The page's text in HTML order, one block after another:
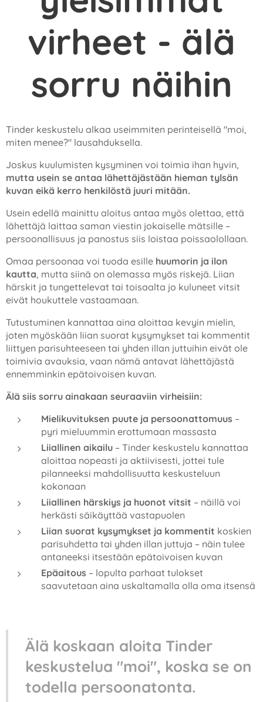
virheet - älä
sorru näihin
Tinder keskustelu alkaa useimmiten perinteisellä "moi,
miten menee?" lausahduksella.
Joskus kuulumisten kysyminen voi toimia ihan hyvin,
mutta usein se antaa lähettäjästään hieman tylsän
kuvan eikä kerro henkilöstä juuri mitään.
Usein edellä mainittu aloitus antaa myös olettaa, että
lähettäjä laittaa saman viestin jokaiselle mätsille –
persoonallisuus ja panostus siis loistaa poissaolollaan.
Omaa persoonaa voi tuoda esille huumorin ja ilon
kautta, mutta siinä on olemassa myös riskejä. Liian
härskit ja tungettelevat tai toisaalta jo kuluneet vitsit
eivät houkuttele vastaamaan.
Tutustuminen kannattaa aina aloittaa kevyin mielin,
joten myöskään liian suorat kysymykset tai kommentit
liittyen parisuhteeseen tai yhden illan juttuihin eivät ole
toimivia avauksia, vaan nämä antavat lähettäjästä
ennemminkin epätoivoisen kuvan.
Älä siis sorru ainakaan seuraaviin virheisiin:
Mielikuvituksen puute ja persoonattomuus –
pyri mieluummin erottumaan massasta
Liiallinen aikailu – Tinder keskustelu kannattaa
aloittaa nopeasti ja aktiivisesti, jottei tule
pilanneeksi mahdollisuutta keskusteluun
kokonaan
Liiallinen härskiys ja huonot vitsit – näillä voi
herkästi säikäyttää vastapuolen
Liian suorat kysymykset ja kommentit koskien
parisuhdetta tai yhden illan juttuja – näin tulee
antaneeksi itsestään epätoivoisen kuvan
Epäaitous – lopulta parhaat tulokset
saavutetaan aina uskaltamalla olla oma itsensä
Älä koskaan aloita Tinder
keskustelua "moi", koska se on
todella persoonatonta.